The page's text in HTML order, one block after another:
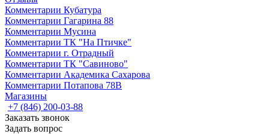
Комментарии Кубатура
Комментарии Гагарина 88
Комментарии Мусина
Комментарии ТК "На Птичке"
Комментарии г. Отрадный
Комментарии ТК "Савиново"
Комментарии Академика Сахарова
Комментарии Потапова 78В
Магазины
+7 (846) 200-03-88
Заказать звонок
Задать вопрос